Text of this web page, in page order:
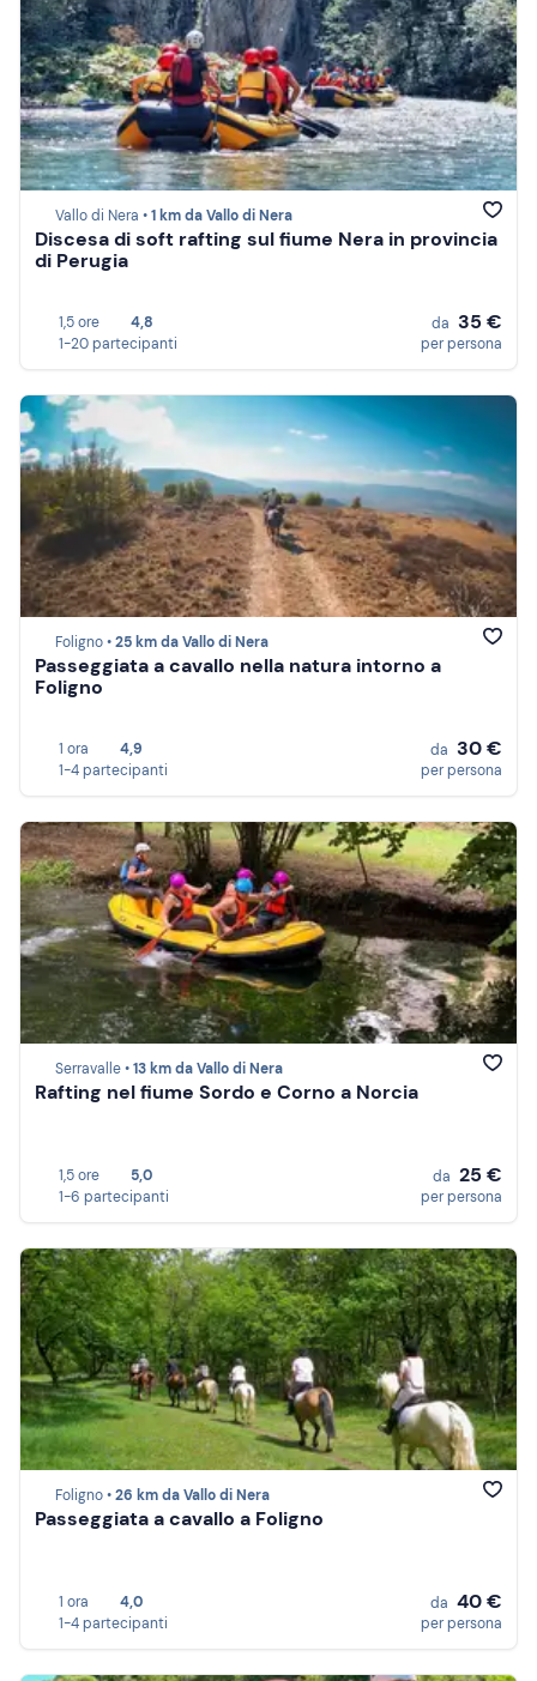
Vallo di Nera •1 km da Vallo di Nera
Discesa di soft rafting sul fiume Nera in provincia
di Perugia
1,5 ore
4,8
1-20 partecipanti
da 35 €
per persona
Foligno •25 km da Vallo di Nera
Passeggiata a cavallo nella natura intorno a
Foligno
1 ora
4,9
1-4 partecipanti
da 30 €
per persona
Serravalle •13 km da Vallo di Nera
Rafting nel fiume Sordo e Corno a Norcia
1,5 ore
5,0
1-6 partecipanti
da 25 €
per persona
Foligno •26 km da Vallo di Nera
Passeggiata a cavallo a Foligno
1 ora
4,0
1-4 partecipanti
da 40 €
per persona